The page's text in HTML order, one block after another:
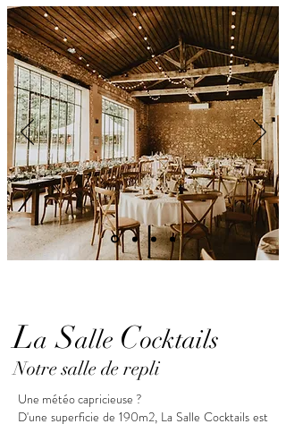
La Salle Cocktails
Notre salle de repli
Une météo capricieuse ?
D'une superficie de 190m2, La Salle Cocktails est